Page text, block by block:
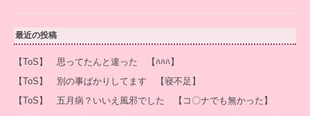
最近の投稿
【ToS】 思ってたんと違った 【ﾊﾊﾊ】
【ToS】 別の事ばかりしてます 【寝不足】
【ToS】 五月病？いいえ風邪でした 【コ〇ナでも無かった】